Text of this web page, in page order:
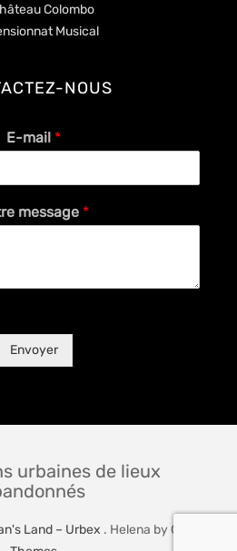
Colombo
Musical
NOUS
E-mail *
message *
Envoyer
urbaines de lieux
Land – Urbex . Helena byCatch